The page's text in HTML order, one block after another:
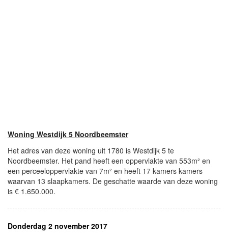
Woning Westdijk 5 Noordbeemster
Het adres van deze woning uit 1780 is Westdijk 5 te
Noordbeemster. Het pand heeft een oppervlakte van 553m² en
een perceeloppervlakte van 7m² en heeft 17 kamers kamers
waarvan 13 slaapkamers. De geschatte waarde van deze woning
is € 1.650.000.
Donderdag 2 november 2017